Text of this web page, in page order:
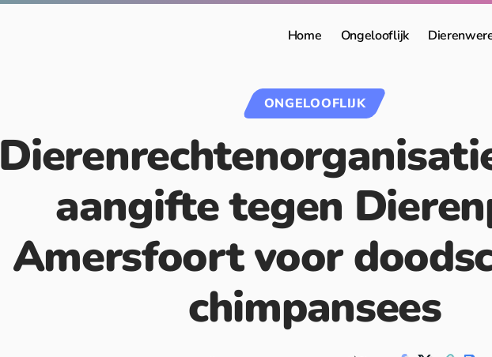
Home Ongelooflijk
ONGELOOFLIJK
aangifte tegen
Amersfoort voor
chimpansees